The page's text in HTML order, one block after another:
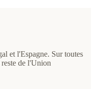
et l'Espagne. Sur toutes
de l'Union